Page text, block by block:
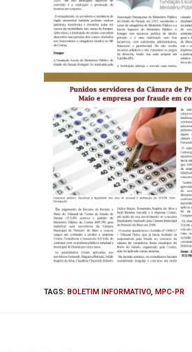
TAGS: BOLETIM INFORMATIVO, MPC-PR